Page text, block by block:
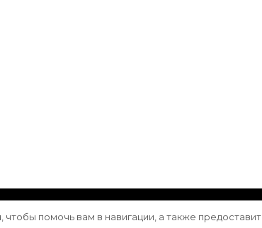
| Разработана
чтобы помочь вам в навигации, а также